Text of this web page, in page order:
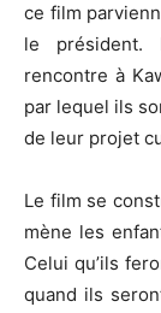
ce film
le président.
rencontre à
par lequel ils
de leur projet
Le film se
mène les
Celui qu’ils
quand ils